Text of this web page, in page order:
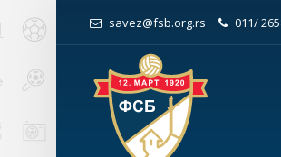
savez@fsb.org.rs 011/